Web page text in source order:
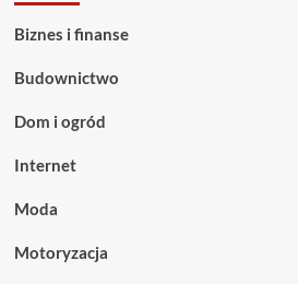
Biznes i finanse
Budownictwo
Dom i ogród
Internet
Moda
Motoryzacja